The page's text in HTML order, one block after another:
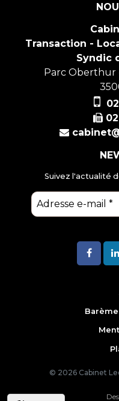
Transaction -
Syndic
Parc Oberthur
Suivez l'actualité
© 2026 Cabinet